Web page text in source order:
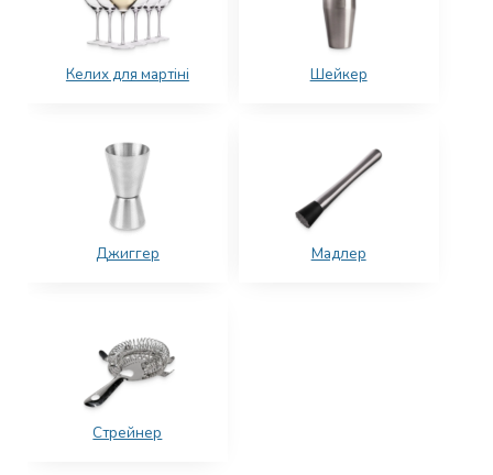
Келих для мартіні Шейкер
Джиггер Мадлер
Стрейнер